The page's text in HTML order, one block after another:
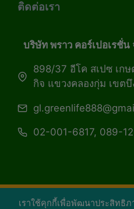
เราใช้คุกกี้เพื่อพัฒนาประสิทธิ
ติดต่อเรา
บริษัท พราว คอร์เปอเรชั่น
898/37 อีโค สเปซ เก
กิจ แขวงคลองกุ่ม เขต
02-001-6817, 089-